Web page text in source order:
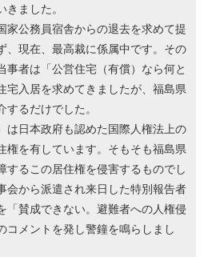
ました。
家公務員宿舎からの退去を求めて提
、現在、最高裁に係属中です。その
事者は「公営住宅（有償）なら何と
宅入居を求めてきましたが、福島県
るだけでした。
は日本政府も認めた国際人権法上の
権を有しています。そもそも福島県
するこの居住権を侵害するものでし
会から派遣され来日した特別報告者
「賛成できない。避難者への人権侵
コメントを発し警鐘を鳴らしまし